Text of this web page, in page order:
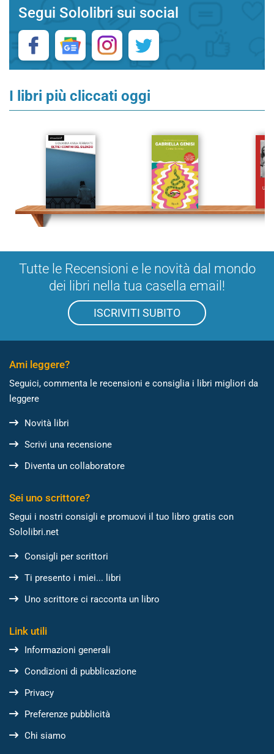
Segui Sololibri sui social
I libri più cliccati oggi
Tutte le Recensioni e le novità dal mondo
dei libri nella tua casella email!
ISCRIVITI SUBITO
Ami leggere?
Seguici, commenta le recensioni e consiglia i libri migliori da
leggere
Novità libri
Scrivi una recensione
Diventa un collaboratore
Sei uno scrittore?
Segui i nostri consigli e promuovi il tuo libro gratis con
Sololibri.net
Consigli per scrittori
Ti presento i miei... libri
Uno scrittore ci racconta un libro
Link utili
Informazioni generali
Condizioni di pubblicazione
Privacy
Preferenze pubblicità
Chi siamo